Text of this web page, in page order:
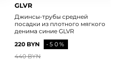
GLVR
Джинсы-трубы средней
посадки из плотного мягкого
денима синие GLVR
220 BYN
-50%
440 BYN